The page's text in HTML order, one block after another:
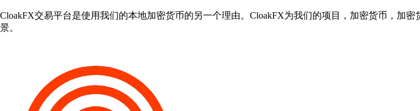
CloakFX交易平台是使用我们的本地加密货币的另一个理由。CloakFX为我们的项目，加密货币，加
景。